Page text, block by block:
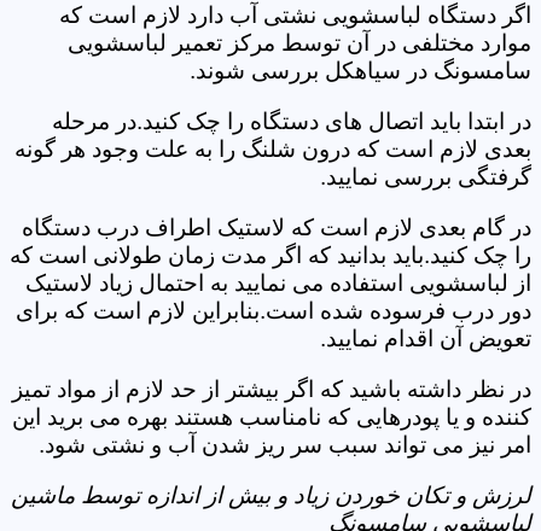
اگر دستگاه لباسشویی نشتی آب دارد لازم است که
موارد مختلفی در آن توسط مرکز تعمیر لباسشویی
سامسونگ در سیاهکل بررسی شوند.
در ابتدا باید اتصال های دستگاه را چک کنید.در مرحله
بعدی لازم است که درون شلنگ را به علت وجود هر گونه
گرفتگی بررسی نمایید.
در گام بعدی لازم است که لاستیک اطراف درب دستگاه
را چک کنید.باید بدانید که اگر مدت زمان طولانی است که
از لباسشویی استفاده می نمایید به احتمال زیاد لاستیک
دور درب فرسوده شده است.بنابراین لازم است که برای
تعویض آن اقدام نمایید.
در نظر داشته باشید که اگر بیشتر از حد لازم از مواد تمیز
کننده و یا پودرهایی که نامناسب هستند بهره می برید این
امر نیز می تواند سبب سر ریز شدن آب و نشتی شود.
لرزش و تکان خوردن زیاد و بیش از اندازه توسط ماشین
لباسشویی سامسونگ